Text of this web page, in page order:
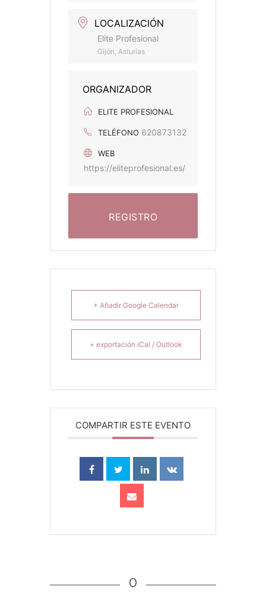
LOCALIZACIÓN
Elite Profesional
Gijón, Asturias
ORGANIZADOR
ELITE PROFESIONAL
TELÉFONO 620873132
WEB
https://eliteprofesional.es/
REGISTRO
+ Añadir Google Calendar
+ exportación iCal / Outlook
COMPARTIR ESTE EVENTO
0